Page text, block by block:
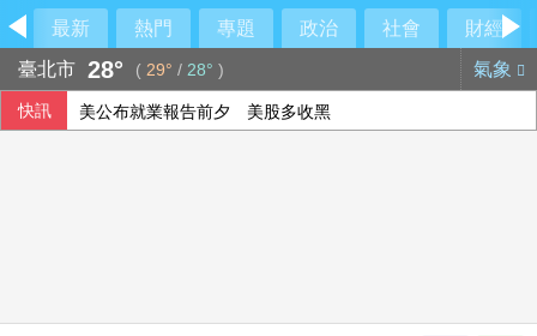
最新 熱門 專題 政治 社會
財經
臺北市 28° ( 29° / 28° ) 氣象
快訊 美公布就業報告前夕 美股多收黑